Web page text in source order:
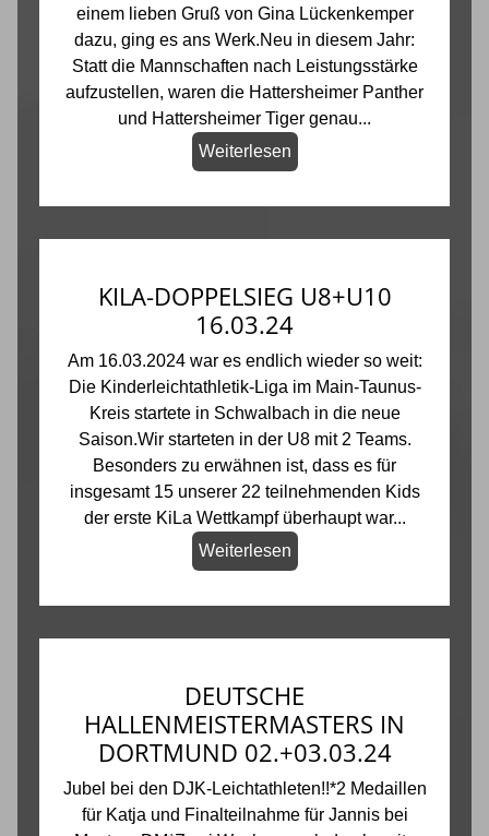
einem lieben Gruß von Gina Lückenkemper
dazu, ging es ans Werk.Neu in diesem Jahr:
Statt die Mannschaften nach Leistungsstärke
aufzustellen, waren die Hattersheimer Panther
und Hattersheimer Tiger genau...
Weiterlesen
KILA-DOPPELSIEG U8+U10
16.03.24
Am 16.03.2024 war es endlich wieder so weit:
Die Kinderleichtathletik-Liga im Main-Taunus-
Kreis startete in Schwalbach in die neue
Saison.Wir starteten in der U8 mit 2 Teams.
Besonders zu erwähnen ist, dass es für
insgesamt 15 unserer 22 teilnehmenden Kids
der erste KiLa Wettkampf überhaupt war...
Weiterlesen
DEUTSCHE
HALLENMEISTERMASTERS IN
DORTMUND 02.+03.03.24
Jubel bei den DJK-Leichtathleten!!*2 Medaillen
für Katja und Finalteilnahme für Jannis bei